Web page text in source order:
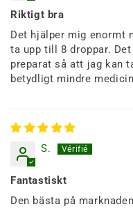
Riktigt bra
Det hjälper mig enormt
ta upp till 8 droppar.
preparat så att jag kan
betydligt mindre
S.
Fantastiskt
Den bästa på